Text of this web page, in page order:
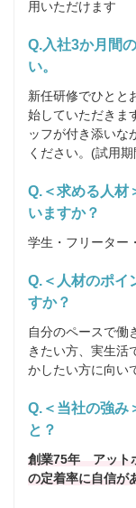
用いただけます
Q.入社3か月間
い。
新任研修でひとと
始していただきま
ッフが付き添いな
ください。(試用
Q.＜求める人材
いますか？
学生・フリーター
Q.＜人材のポイ
すか？
自分のペースで働
きたい方、実生活
かしたい方に向い
Q.＜当社の強み
と？
創業75年 アット
の定着率に自信が